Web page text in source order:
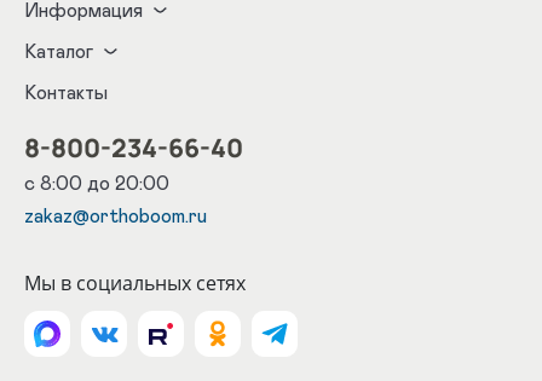
Информация
Каталог
Контакты
8-800-234-66-40
с 8:00 до 20:00
zakaz@orthoboom.ru
Мы в социальных сетях